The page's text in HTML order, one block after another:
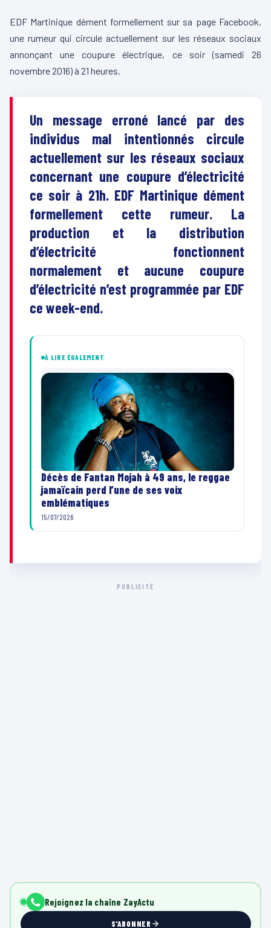
EDF Martinique dément formellement sur sa page Facebook,
une rumeur qui circule actuellement sur les réseaux sociaux
annonçant une coupure électrique, ce soir (samedi 26
novembre 2016) à 21 heures.
Un message erroné lancé par des
individus mal intentionnés circule
actuellement sur les réseaux sociaux
concernant une coupure d’électricité
ce soir à 21h. EDF Martinique dément
formellement cette rumeur. La
production et la distribution
d’électricité fonctionnent
normalement et aucune coupure
d’électricité n’est programmée par EDF
ce week-end.
À LIRE ÉGALEMENT
Décès de Fantan Mojah à 49 ans, le reggae
jamaïcain perd l’une de ses voix
emblématiques
15/07/2026
PUBLICITÉ
Rejoignez la chaîne ZayActu
S'ABONNER